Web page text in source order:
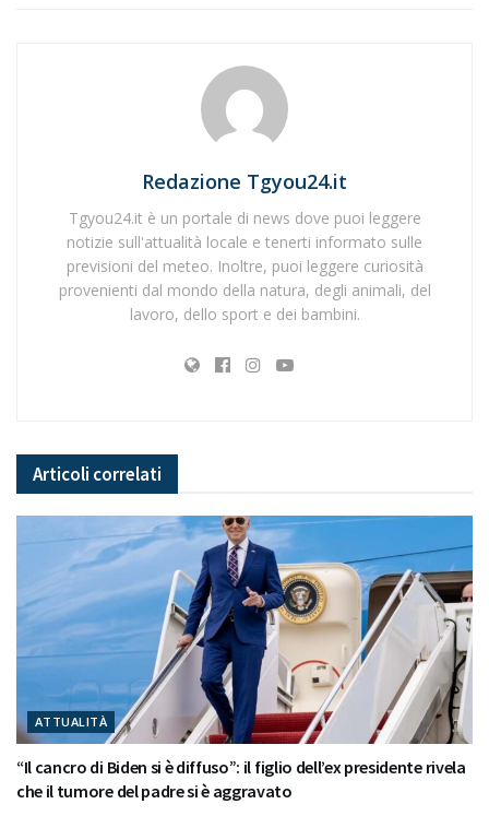
Redazione Tgyou24.it
Tgyou24.it è un portale di news dove puoi leggere
notizie sull'attualità locale e tenerti informato sulle
previsioni del meteo. Inoltre, puoi leggere curiosità
provenienti dal mondo della natura, degli animali, del
lavoro, dello sport e dei bambini.
Articoli correlati
ATTUALITÀ
“Il cancro di Biden si è diffuso”: il figlio dell’ex presidente rivela
che il tumore del padre si è aggravato